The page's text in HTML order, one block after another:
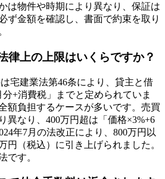
は物件や時期により異なり、保証は
ず金額を確認し、書面で約束を取り
律上の上限はいくらですか？
宅建業法第46条により、貸主と借
+消費税」までと定められていま
額負担するケースが多いです。売買
異なり、400万円超は「価格×3%+6
年7月の法改正により、800万円以
円（税込）に引き上げられました。
です。